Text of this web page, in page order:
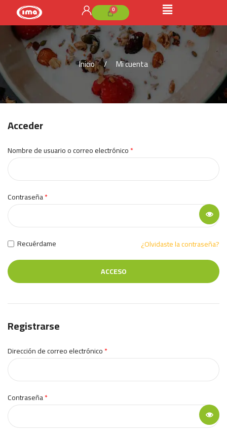
Inicio Mi cuenta
Acceder
Nombre de usuario o correo electrónico*
Contraseña*
Recuérdame
ACCESO
¿Olvidaste la contraseña?
Registrarse
Dirección de correo electrónico*
Contraseña*